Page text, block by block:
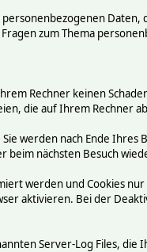
zum Thema
Rechner keinen
die auf Ihrem Rechner
werden nach Ende
beim nächsten Besuch
werden und Cookies
aktivieren. Bei der
Server-Log Files, die